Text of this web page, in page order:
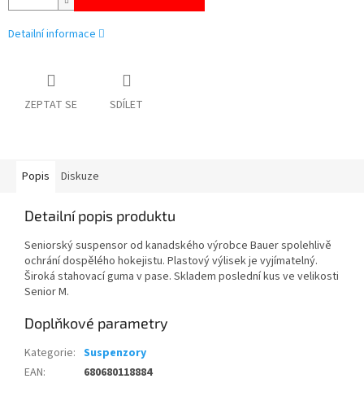
Detailní informace
ZEPTAT SE SDÍLET
Popis Diskuze
Detailní popis produktu
Seniorský suspensor od kanadského výrobce Bauer spolehlivě
ochrání dospělého hokejistu. Plastový výlisek je vyjímatelný.
Široká stahovací guma v pase. Skladem poslední kus ve velikosti
Senior M.
Doplňkové parametry
Kategorie: Suspenzory
EAN: 680680118884